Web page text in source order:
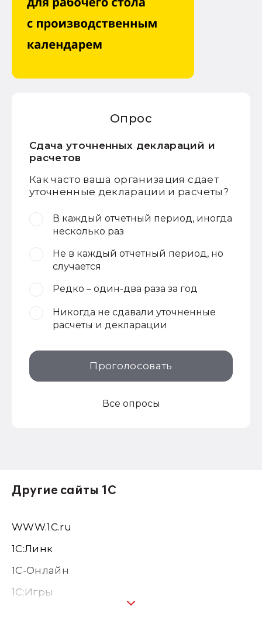
Опрос
Сдача уточненных деклараций и
расчетов
Как часто ваша организация сдает
уточненные декларации и расчеты?
В каждый отчетный период, иногда
несколько раз
Не в каждый отчетный период, но
случается
Редко – один-два раза за год
Никогда не сдавали уточненные
расчеты и декларации
Проголосовать
Все опросы
Другие сайты 1С
WWW.1С.ru
1С:Линк
1С-Онлайн
1C:Игры